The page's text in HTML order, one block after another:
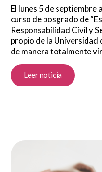
El lunes 5 de septiembre
curso de posgrado de
Responsabilidad Civil y
propio de la Universidad
de manera totalmente
Leer noticia